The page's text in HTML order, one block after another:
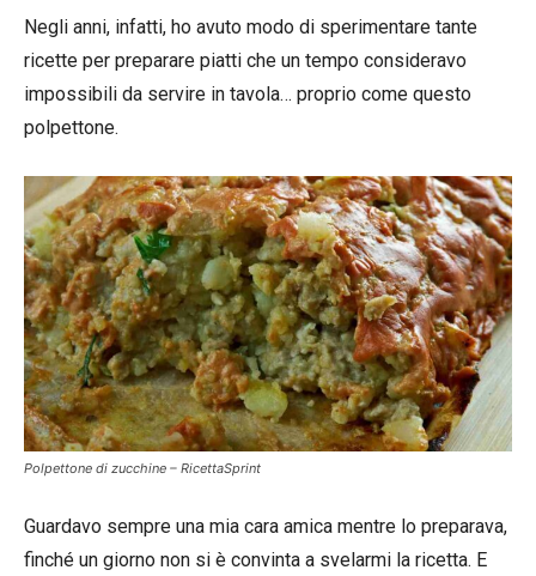
Negli anni, infatti, ho avuto modo di sperimentare tante
ricette per preparare piatti che un tempo consideravo
impossibili da servire in tavola… proprio come questo
polpettone.
Polpettone di zucchine – RicettaSprint
Guardavo sempre una mia cara amica mentre lo preparava,
finché un giorno non si è convinta a svelarmi la ricetta. E